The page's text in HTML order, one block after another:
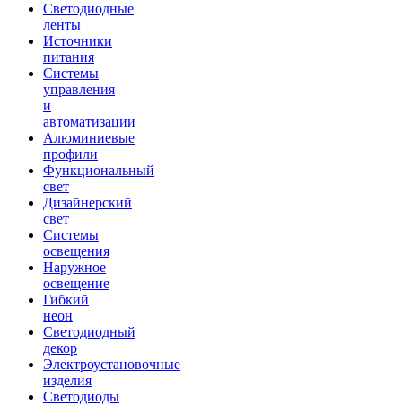
Светодиодные
ленты
Источники
питания
Системы
управления
и
автоматизации
Алюминиевые
профили
Функциональный
свет
Дизайнерский
свет
Системы
освещения
Наружное
освещение
Гибкий
неон
Светодиодный
декор
Электроустановочные
изделия
Светодиоды